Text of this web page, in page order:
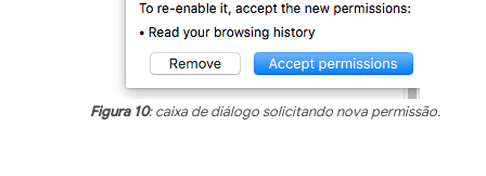
Figura 10: caixa de diálogo solicitando nova permissão.